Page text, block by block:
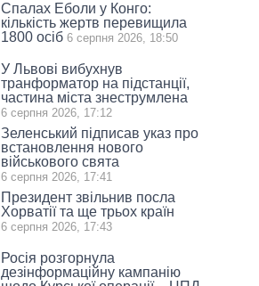
Спалах Еболи у Конго:
кількість жертв перевищила
1800 осіб 6 серпня 2026, 18:50
У Львові вибухнув
транформатор на підстанції,
частина міста знеструмлена
6 серпня 2026, 17:12
Зеленський підписав указ про
встановлення нового
військового свята
6 серпня 2026, 17:41
Президент звільнив посла
Хорватії та ще трьох країн
6 серпня 2026, 17:43
Росія розгорнула
дезінформаційну кампанію